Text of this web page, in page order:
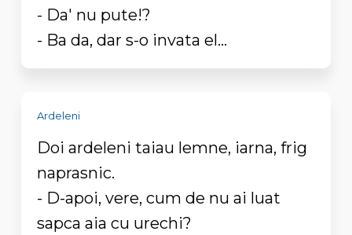
- Da' nu pute!?
- Ba da, dar s-o invata el...
Ardeleni
Doi ardeleni taiau lemne, iarna, frig
naprasnic.
- D-apoi, vere, cum de nu ai luat
sapca aia cu urechi?